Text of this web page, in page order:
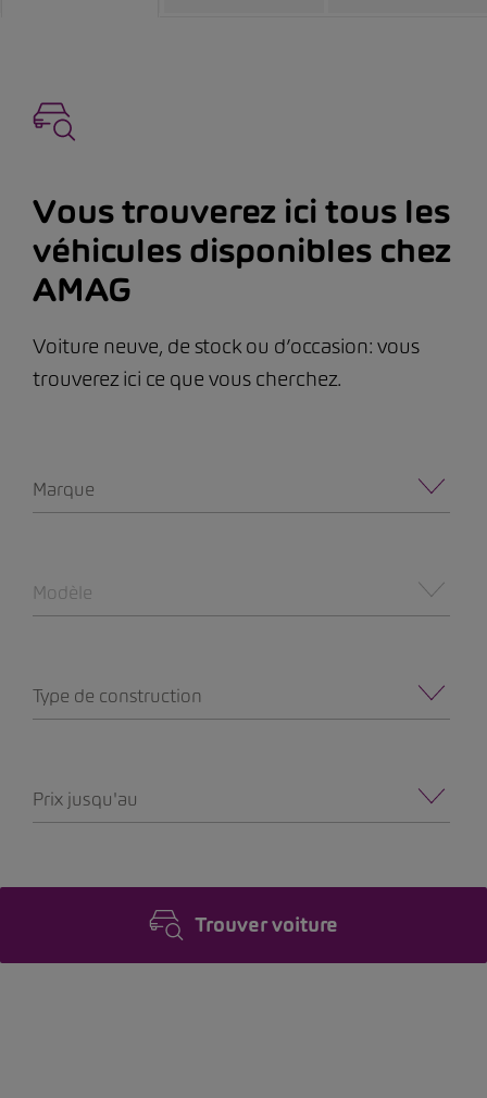
Vous trouverez ici tous les
véhicules disponibles chez
AMAG
Voiture neuve, de stock ou d’occasion: vous
trouverez ici ce que vous cherchez.
Marque
Modèle
Type de construction
Prix jusqu'au
Trouver voiture